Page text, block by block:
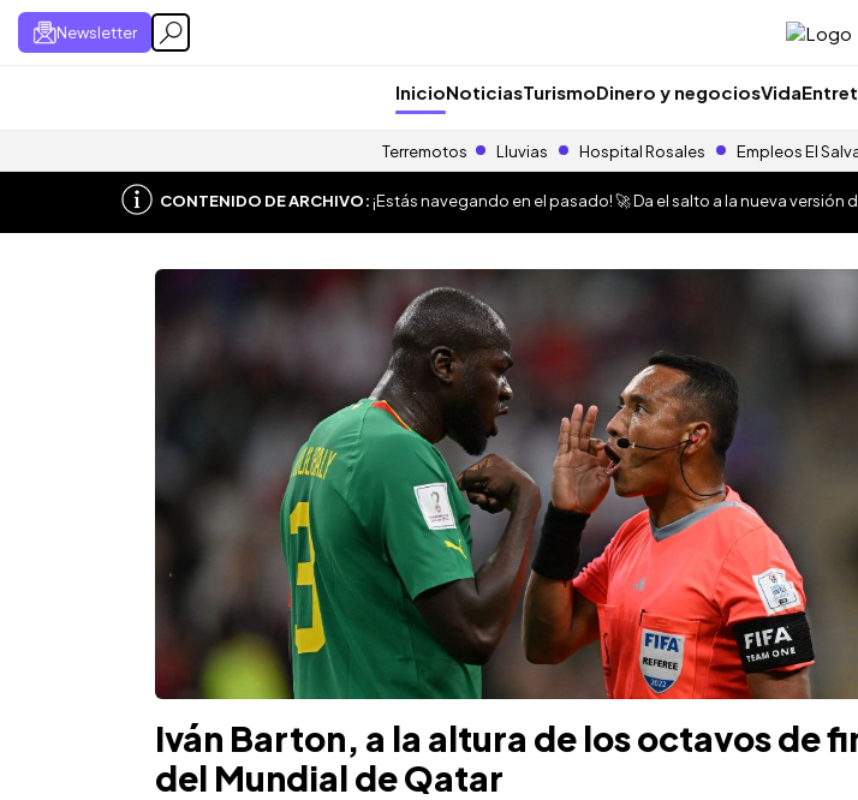
Newsletter
InicioNoticiasTurismoDinero y negociosVida
Terremotos Lluvias Hospital Rosales Empleos El
CONTENIDO DE ARCHIVO:¡Estás navegando en el pasado! 🚀 Da el salto a la nueva versión
Iván Barton, a la altura de los octavos de
del Mundial de Qatar